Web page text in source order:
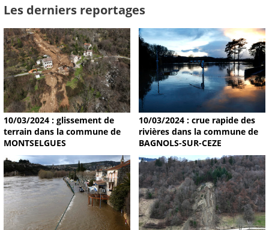
Les derniers reportages
10/03/2024 : glissement de
terrain dans la commune de
MONTSELGUES
10/03/2024 : crue rapide des
rivières dans la commune de
BAGNOLS-SUR-CEZE